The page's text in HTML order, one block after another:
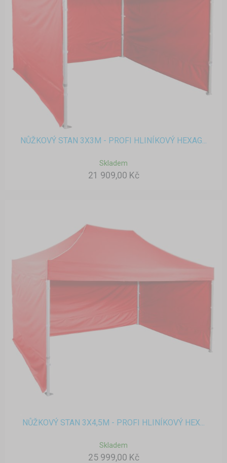
NŮŽKOVÝ STAN 3X3M - PROFI HLINÍKOVÝ HEXAG...
Skladem
21 909,00 Kč
NŮŽKOVÝ STAN 3X4,5M - PROFI HLINÍKOVÝ HEX...
Skladem
25 999,00 Kč